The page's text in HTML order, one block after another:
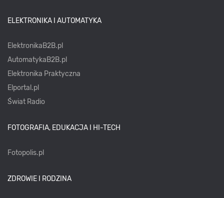
ELEKTRONIKA I AUTOMATYKA
ElektronikaB2B.pl
AutomatykaB2B.pl
Elektronika Praktyczna
Elportal.pl
Świat Radio
FOTOGRAFIA, EDUKACJA I HI-TECH
Fotopolis.pl
ZDROWIE I RODZINA